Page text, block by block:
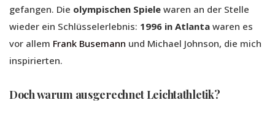
gefangen. Die olympischen Spiele waren an der Stelle
wieder ein Schlüsselerlebnis: 1996 in Atlanta waren es
vor allem Frank Busemann und Michael Johnson, die mich
inspirierten.
Doch warum ausgerechnet Leichtathletik?